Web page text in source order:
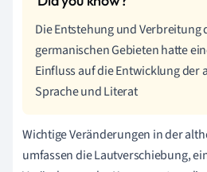
Die Entstehung und Verbreitung
germanischen Gebieten hatte
Einfluss auf die Entwicklung der
Sprache und Literat
Wichtige Veränderungen in der
umfassen die Lautverschiebung,